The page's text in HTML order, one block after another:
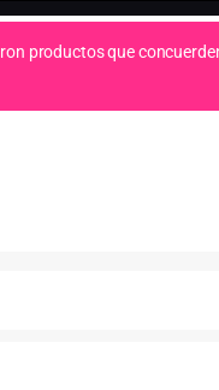
productos que